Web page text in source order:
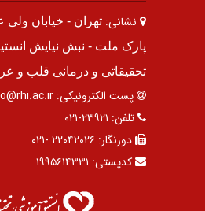
نشانی: تهران - خیابان
پارک ملت - نبش نیایش
تحقیقاتی و درمانی قلب و
پست الکترونیکی:
تلفن: ۲۳۹۲۱-۰۲۱
دورنگار: ۲۲۰۴۲۰۲۶ -۰۲۱
کدپستی: ۱۹۹۵۶۱۴۳۳۱